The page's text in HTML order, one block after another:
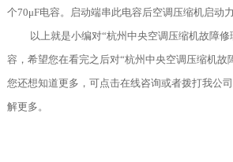
个70μF电容。启动端串此电容后空调压缩机启动力
以上就是小编对“杭州中央空调压缩机故障
容，希望您在看完之后对“杭州中央空调压缩机故
您还想知道更多，可点击在线咨询或者拨打我公
解更多。